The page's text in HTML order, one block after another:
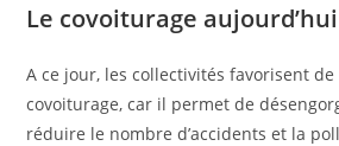
Le covoiturage aujourd’hui
A ce jour, les collectivités favorisent
covoiturage, car il permet de
réduire le nombre d’accidents et la